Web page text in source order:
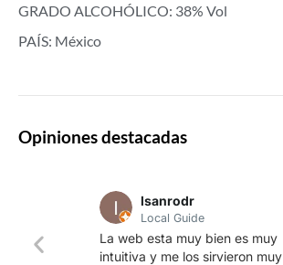
GRADO ALCOHÓLICO: 38% Vol
PAÍS: México
Opiniones destacadas
lsanrodr
Local Guide
La web esta muy bien es muy
intuitiva y me los sirvieron muy